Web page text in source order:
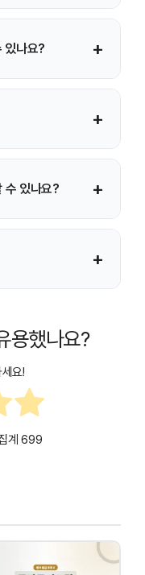
수 있습니다.
있나요? +
됩니다.
+
있습니다.
수 있나요? +
+
. 용했나요?
요!
계699